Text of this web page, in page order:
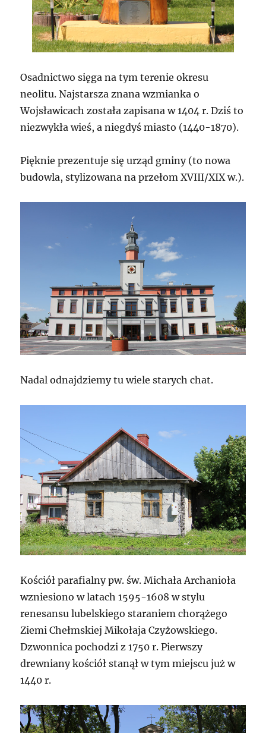
Osadnictwo sięga na tym terenie okresu
neolitu. Najstarsza znana wzmianka o
Wojsławicach została zapisana w 1404 r. Dziś to
niezwykła wieś, a niegdyś miasto (1440-1870).
Pięknie prezentuje się urząd gminy (to nowa
budowla, stylizowana na przełom XVIII/XIX w.).
Nadal odnajdziemy tu wiele starych chat.
Kościół parafialny pw. św. Michała Archanioła
wzniesiono w latach 1595-1608 w stylu
renesansu lubelskiego staraniem chorążego
Ziemi Chełmskiej Mikołaja Czyżowskiego.
Dzwonnica pochodzi z 1750 r. Pierwszy
drewniany kościół stanął w tym miejscu już w
1440 r.